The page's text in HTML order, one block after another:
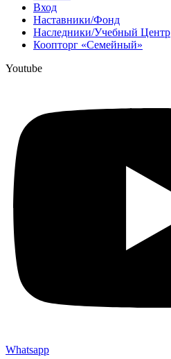
Вход
Наставники/Фонд
Наследники/Учебный Центр
Коопторг «Семейный»
Youtube
Whatsapp